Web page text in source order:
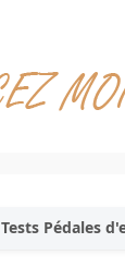
Tests Pédales